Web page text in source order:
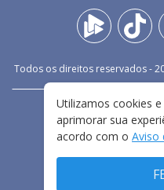
Todos os direitos reservados -
FALE
TERMOS E
Utilizamos cookies
aprimorar sua
acordo com o Aviso